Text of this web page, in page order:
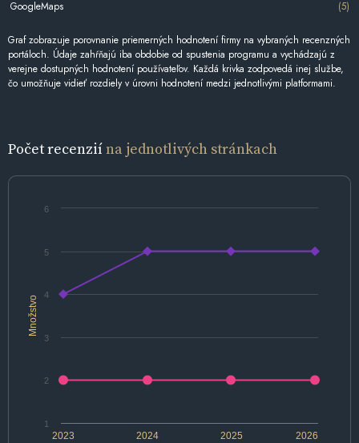
GoogleMaps (5)
Graf zobrazuje porovnanie priemerných hodnotení firmy na vybraných recenzných
portáloch. Údaje zahŕňajú iba obdobie od spustenia programu a vychádzajú z
verejne dostupných hodnotení používateľov. Každá krivka zodpovedá inej službe,
čo umožňuje vidieť rozdiely v úrovni hodnotení medzi jednotlivými platformami.
Počet recenziína jednotlivých stránkach
Množstvo
2024 2026
2023 2025
1
2
3
4
5
6